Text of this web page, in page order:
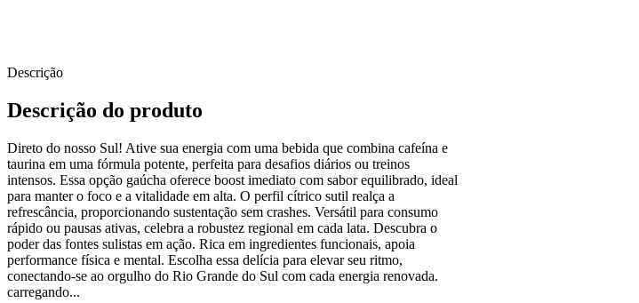
Descrição
Descrição do produto
Direto do nosso Sul! Ative sua energia com uma bebida que combina cafeína e
taurina em uma fórmula potente, perfeita para desafios diários ou treinos
intensos. Essa opção gaúcha oferece boost imediato com sabor equilibrado, ideal
para manter o foco e a vitalidade em alta. O perfil cítrico sutil realça a
refrescância, proporcionando sustentação sem crashes. Versátil para consumo
rápido ou pausas ativas, celebra a robustez regional em cada lata. Descubra o
poder das fontes sulistas em ação. Rica em ingredientes funcionais, apoia
performance física e mental. Escolha essa delícia para elevar seu ritmo,
conectando-se ao orgulho do Rio Grande do Sul com cada energia renovada.
carregando...